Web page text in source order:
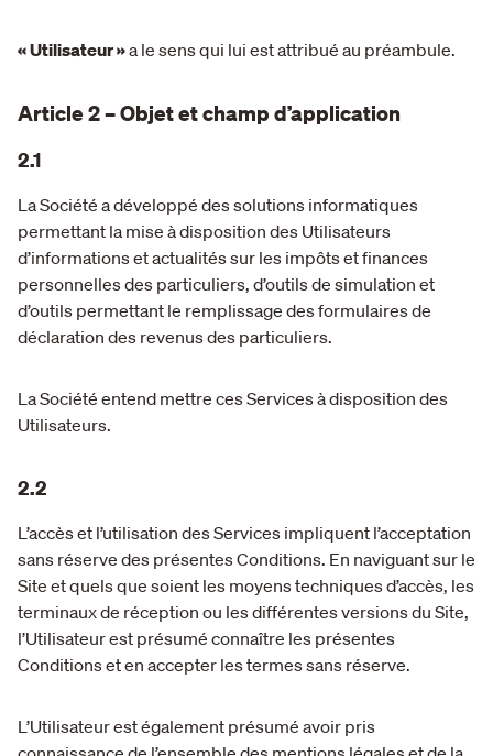
« Utilisateur »a le sens qui lui est attribué au préambule.
Article 2 – Objet et champ d’application
2.1
La Société a développé des solutions informatiques
permettant la mise à disposition des Utilisateurs
d’informations et actualités sur les impôts et finances
personnelles des particuliers, d’outils de simulation et
d’outils permettant le remplissage des formulaires de
déclaration des revenus des particuliers.
La Société entend mettre ces Services à disposition des
Utilisateurs.
2.2
L’accès et l’utilisation des Services impliquent l’acceptation
sans réserve des présentes Conditions. En naviguant sur le
Site et quels que soient les moyens techniques d’accès, les
terminaux de réception ou les différentes versions du Site,
l’Utilisateur est présumé connaître les présentes
Conditions et en accepter les termes sans réserve.
L’Utilisateur est également présumé avoir pris